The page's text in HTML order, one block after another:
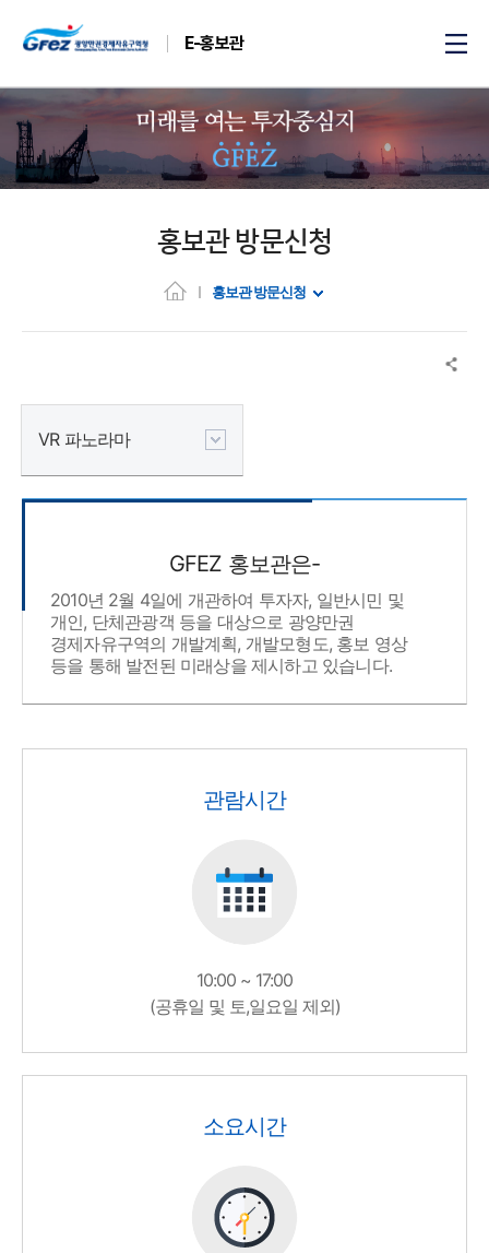
E-홍보관
홍보관 방문신청
홍보관 방문신청
VR 파노라마
GFEZ 홍보관은-
2010년 2월 4일에 개관하여 투자자, 일반시민 및
개인, 단체관광객 등을 대상으로 광양만권
경제자유구역의 개발계획, 개발모형도, 홍보 영상
등을 통해 발전된 미래상을 제시하고 있습니다.
관람시간
10:00 ~ 17:00
(공휴일 및 토,일요일 제외)
소요시간